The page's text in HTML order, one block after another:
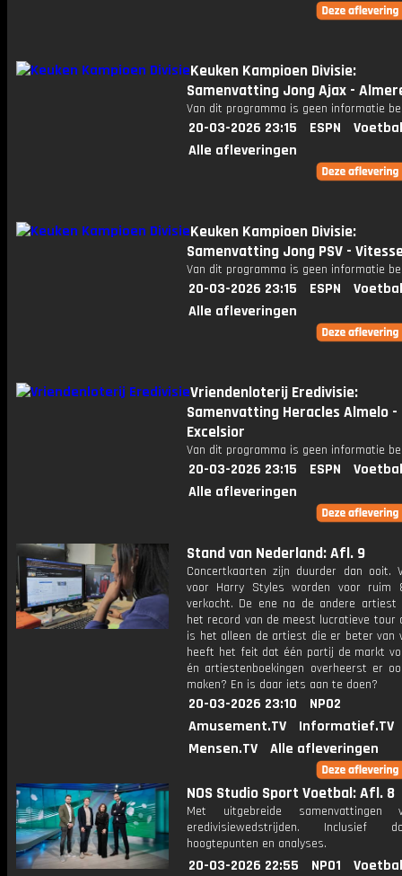
Keuken Kampioen Divisie:
Samenvatting Jong Ajax -
Van dit programma is geen informatie
20-03-2026 23:15 ESPN
Alle afleveringen
Keuken Kampioen Divisie:
Samenvatting Jong PSV -
Van dit programma is geen informatie
20-03-2026 23:15 ESPN
Alle afleveringen
Vriendenloterij Eredivisie:
Samenvatting Heracles Almelo -
Excelsior
Van dit programma is geen informatie
20-03-2026 23:15 ESPN
Alle afleveringen
Stand van Nederland: Afl. 9
Concertkaarten zijn duurder dan ooit.
voor Harry Styles worden voor ruim
verkocht. De ene na de andere artiest
het record van de meest lucratieve tour
is het alleen de artiest die er beter van
heeft het feit dat één partij de markt
én artiestenboekingen overheerst er
maken? En is daar iets aan te doen?
20-03-2026 23:10
NPO2
Amusement.TV
Informatief.TV
Mensen.TV
Alle afleveringen
NOS Studio Sport Voetbal: Afl. 8
Met uitgebreide samenvattingen
eredivisiewedstrijden. Inclusief
hoogtepunten en analyses.
20-03-2026 22:55 NPO1